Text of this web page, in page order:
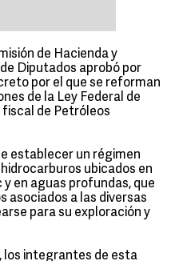
de Hacienda y
Diputados aprobó por
por el que se reforman
de la Ley Federal de
fiscal de Petróleos
establecer un régimen
ubicados en
en aguas profundas, que
asociados a las diversas
para su exploración y
los integrantes de esta